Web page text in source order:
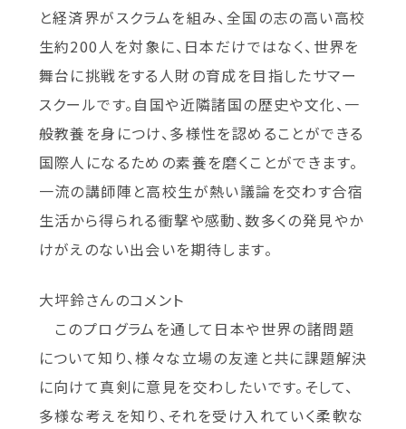
と経済界がスクラムを組み、全国の志の高い高校
生約200人を対象に、日本だけではなく、世界を
舞台に挑戦をする人財の育成を目指したサマー
スクールです。自国や近隣諸国の歴史や文化、一
般教養を身につけ、多様性を認めることができる
国際人になるための素養を磨くことができます。
一流の講師陣と高校生が熱い議論を交わす合宿
生活から得られる衝撃や感動、数多くの発見やか
けがえのない出会いを期待します。
大坪鈴さんのコメント
このプログラムを通して日本や世界の諸問題
について知り、様々な立場の友達と共に課題解決
に向けて真剣に意見を交わしたいです。そして、
多様な考えを知り、それを受け入れていく柔軟な